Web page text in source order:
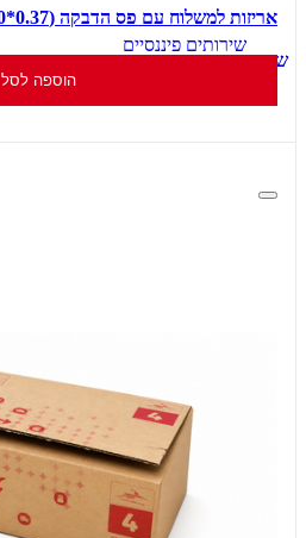
אריזות למשלוח עם פס הדבקה (0.37*20*16)
הוספה לסל